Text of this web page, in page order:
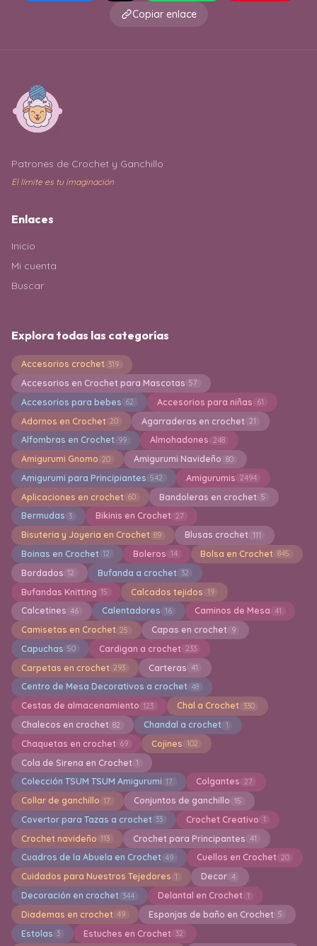
Copiar enlace
Patrones de Crochet y Ganchillo
El límite es tu imaginación
Enlaces
Inicio
Mi cuenta
Buscar
Explora todas las categorías
Accesorios crochet 319
Accesorios en Crochet para Mascotas 57
Accesorios para bebes 62 Accesorios para niñas 61
Adornos en Crochet 20 Agarraderas en crochet 21
Alfombras en Crochet 99 Almohadones 248
Amigurumi Gnomo 20 Amigurumi Navideño 80
Amigurumi para Principiantes 542 Amigurumis 2494
Aplicaciones en crochet 60 Bandoleras en crochet 5
Bermudas 3 Bikinis en Crochet 27
Bisuteria y Joyeria en Crochet 89 Blusas crochet 111
Boinas en Crochet 12 Boleros 14 Bolsa en Crochet 845
Bordados 12 Bufanda a crochet 32
Bufandas Knitting 15 Calcados tejidos 19
Calcetines 46 Calentadores 16 Caminos de Mesa 41
Camisetas en Crochet 25 Capas en crochet 9
Capuchas 50 Cardigan a crochet 233
Carpetas en crochet 293 Carteras 41
Centro de Mesa Decorativos a crochet 48
Cestas de almacenamiento 123 Chal a Crochet 330
Chalecos en crochet 82 Chandal a crochet 1
Chaquetas en crochet 69 Cojines 102
Cola de Sirena en Crochet 1
Colección TSUM TSUM Amigurumi 17 Colgantes 27
Collar de ganchillo 17 Conjuntos de ganchillo 15
Covertor para Tazas a crochet 33 Crochet Creativo 1
Crochet navideño 113 Crochet para Principantes 41
Cuadros de la Abuela en Crochet 49 Cuellos en Crochet 20
Cuidados para Nuestros Tejedores 1 Decor 4
Decoración en crochet 344 Delantal en Crochet 1
Diademas en crochet 49 Esponjas de baño en Crochet 5
Estolas 3 Estuches en Crochet 32